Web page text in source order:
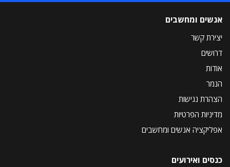
אנשים ומחשבים
יצירת קשר
דרושים
אודות
הנמר
הצהרת נגישות
מדיניות הפרטיות
אפליקציה אנשים ומחשבים
כנסים ואירועים